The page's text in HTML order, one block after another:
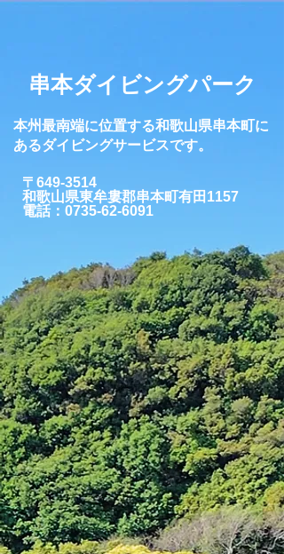
串本ダイビングパーク
本州最南端に位置する和歌山県串本町に
あるダイビングサービスです。
〒649-3514
和歌山県東牟婁郡串本町有田1157
​電話：0735-62-6091​